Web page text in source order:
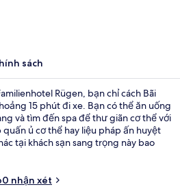
sách
Rügen, bạn chỉ cách Bãi
15 phút đi xe. Bạn có thể ăn uống
và tìm đến spa để thư giãn cơ thể với
ủ cơ thể hay liệu pháp ấn huyệt
tại khách sạn sang trọng này bao
nhận xét